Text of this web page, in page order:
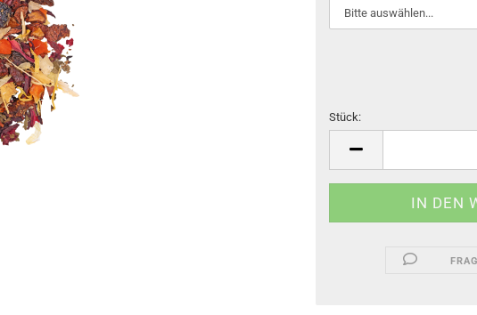
Stück:
Stück